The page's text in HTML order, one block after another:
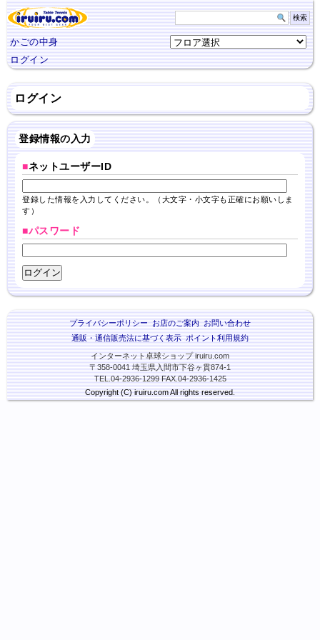
かごの中身
ログイン
ログイン
登録情報の入力
■ネットユーザーID
登録した情報を入力してください。（大文字・小文字も正確にお願いしま
す）
■パスワード
プライバシーポリシー お店のご案内 お問い合わせ
通販・通信販売法に基づく表示 ポイント利用規約
インターネット卓球ショップ iruiru.com
〒358-0041 埼玉県入間市下谷ヶ貫874-1
TEL.04-2936-1299 FAX.04-2936-1425
Copyright (C) iruiru.com All rights reserved.